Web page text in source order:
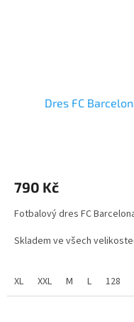
Dres FC
je
z
hvězdiček.
790 Kč
Fotbalový dres FC
Skladem ve všech
Fotbalový dres FC
XL XXL M L 128